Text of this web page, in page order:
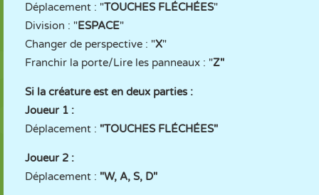
Déplacement : "TOUCHES FLÉCHÉES"
Division : "ESPACE"
Changer de perspective : "X"
Franchir la porte/Lire les panneaux : "Z"
Si la créature est en deux parties :
Joueur 1 :
Déplacement : "TOUCHES FLÉCHÉES"
Joueur 2 :
Déplacement : "W, A, S, D"